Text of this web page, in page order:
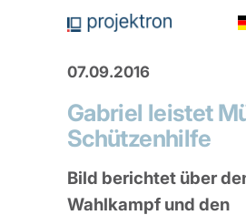
07.09.2016
Gabriel leistet
Schützenhilfe
Bild berichtet über
Wahlkampf und den